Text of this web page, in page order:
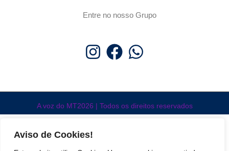
Aviso de Cookies!
Entre no nosso Grupo
A voz do MT2026 | Todos os direitos reservados